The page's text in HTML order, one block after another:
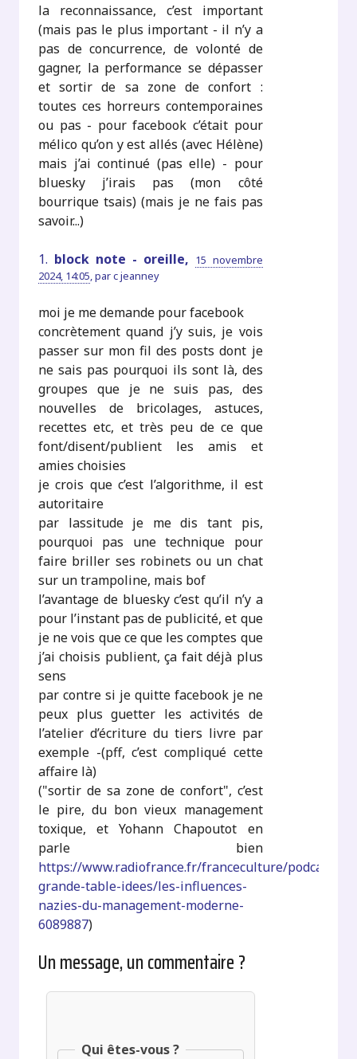
la reconnaissance, c’est important
(mais pas le plus important - il n’y a
pas de concurrence, de volonté de
gagner, la performance se dépasser
et sortir de sa zone de confort :
toutes ces horreurs contemporaines
ou pas - pour facebook c’était pour
mélico qu’on y est allés (avec Hélène)
mais j’ai continué (pas elle) - pour
bluesky j’irais pas (mon côté
bourrique tsais) (mais je ne fais pas
savoir...)
1. block note - oreille, 15 novembre
2024, 14:05 ,parc jeanney
moi je me demande pour facebook
concrètement quand j’y suis, je vois
passer sur mon fil des posts dont je
ne sais pas pourquoi ils sont là, des
groupes que je ne suis pas, des
nouvelles de bricolages, astuces,
recettes etc, et très peu de ce que
font/disent/publient les amis et
amies choisies
je crois que c’est l’algorithme, il est
autoritaire
par lassitude je me dis tant pis,
pourquoi pas une technique pour
faire briller ses robinets ou un chat
sur un trampoline, mais bof
l’avantage de bluesky c’est qu’il n’y a
pour l’instant pas de publicité, et que
je ne vois que ce que les comptes que
j’ai choisis publient, ça fait déjà plus
sens
par contre si je quitte facebook je ne
peux plus guetter les activités de
l’atelier d’écriture du tiers livre par
exemple -(pff, c’est compliqué cette
affaire là)
("sortir de sa zone de confort", c’est
le pire, du bon vieux management
toxique, et Yohann Chapoutot en
parle bien
https://www.radiofrance.fr/franceculture/podcasts/
grande-table-idees/les-influences-
nazies-du-management-moderne-
6089887)
Un message, un commentaire ?
Qui êtes-vous ?